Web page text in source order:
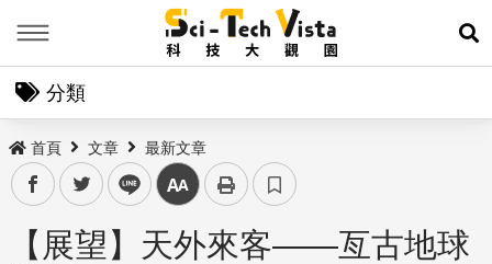
展
分類
首頁 文章 最新文章
facebooktwitter line 中
【展望】天外來客——亙古地球